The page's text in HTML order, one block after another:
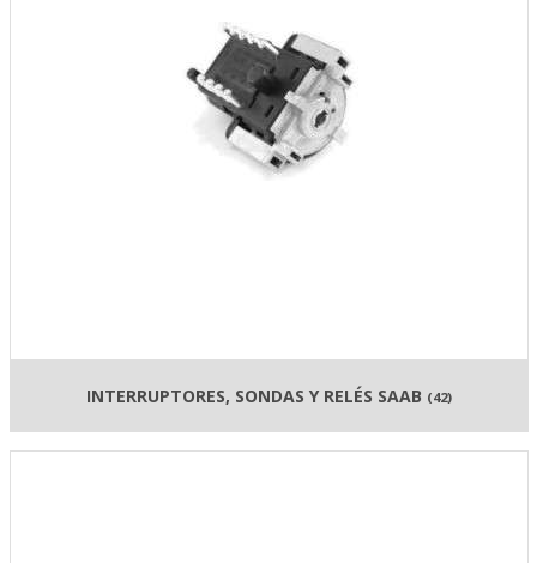
INTERRUPTORES, SONDAS Y RELÉS SAAB (42)